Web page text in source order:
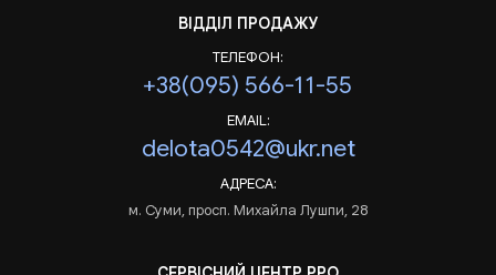
ВІДДІЛ ПРОДАЖУ
ТЕЛЕФОН:
+38(095) 566-11-55
EMAIL:
delota0542@ukr.net
АДРЕСА:
м. Суми, просп. Михайла Лушпи, 28